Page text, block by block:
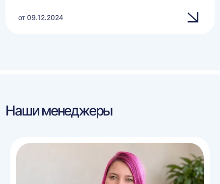
от 09.12.2024
Наши менеджеры